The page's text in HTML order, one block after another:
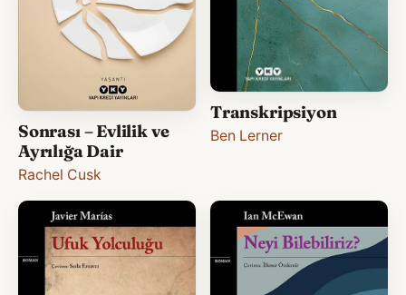
Sonrası – Evlilik ve
Ayrılığa Dair
Rachel Cusk
Transkripsiyon
Ben Lerner